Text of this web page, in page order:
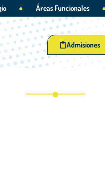
Áreas Funcionales
Admisiones